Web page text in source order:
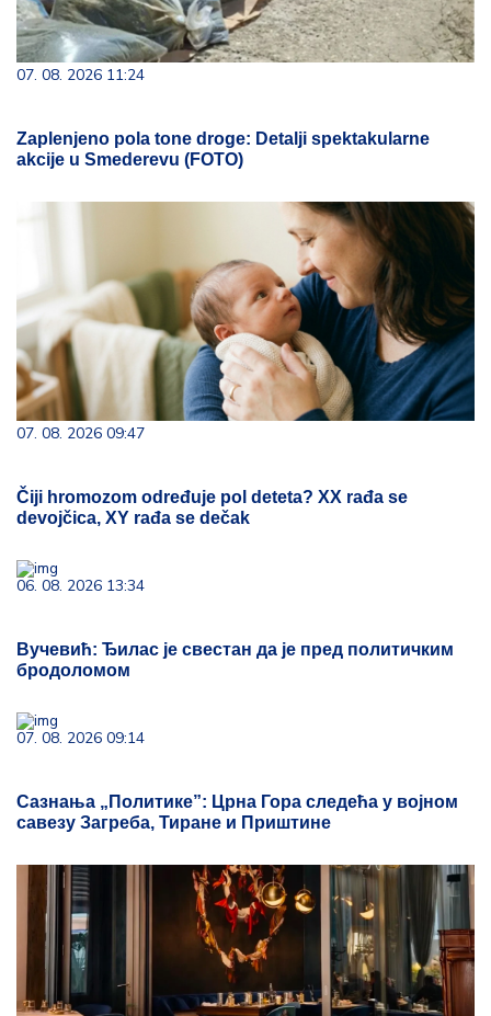
07. 08. 2026 11:24
Zaplenjeno pola tone droge: Detalji spektakularne
akcije u Smederevu (FOTO)
07. 08. 2026 09:47
Čiji hromozom određuje pol deteta? XX rađa se
devojčica, XY rađa se dečak
06. 08. 2026 13:34
Вучевић: Ђилас је свестан да је пред политичким
бродоломом
07. 08. 2026 09:14
Сазнања „Политике”: Црна Гора следећа у војном
савезу Загреба, Тиране и Приштине